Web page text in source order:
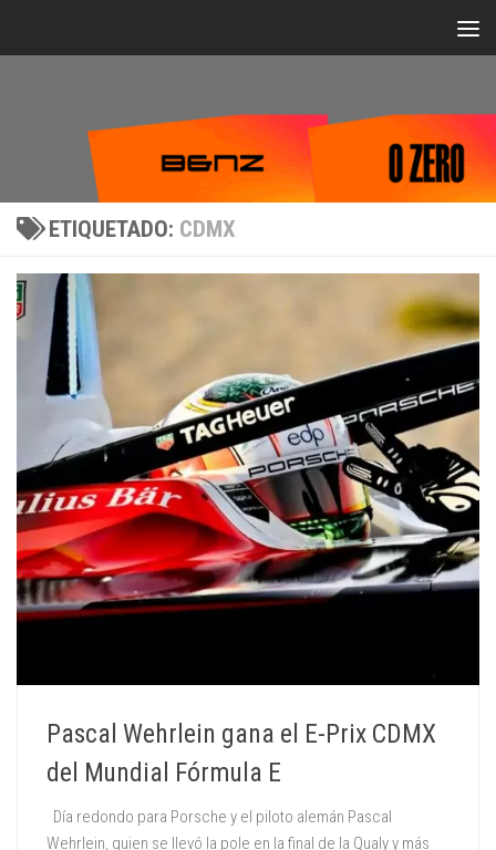
ETIQUETADO: CDMX
Pascal Wehrlein gana el E-Prix CDMX
del Mundial Fórmula E
Día redondo para Porsche y el piloto alemán Pascal
Wehrlein, quien se llevó la pole en la final de la Qualy y más